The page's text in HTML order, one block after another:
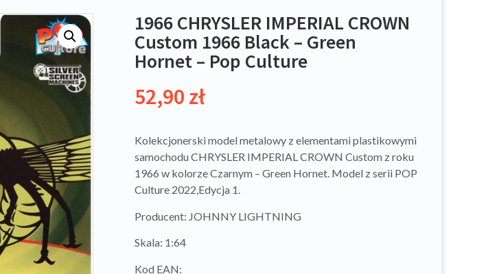
1966 CHRYSLER IMPERIAL CROWN
Custom 1966 Black – Green
Hornet – Pop Culture
52,90 zł
Kolekcjonerski model metalowy z elementami plastikowymi
samochodu CHRYSLER IMPERIAL CROWN Custom z roku
1966 w kolorze Czarnym – Green Hornet. Model z serii POP
Culture 2022,Edycja 1.
Producent: JOHNNY LIGHTNING
Skala: 1:64
Kod EAN: